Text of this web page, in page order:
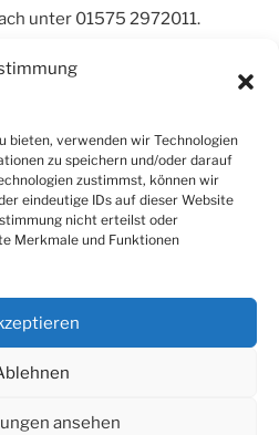
bieten, verwenden wir Technologien
zu speichern und/oder darauf
zustimmst, können wir
eindeutige IDs auf dieser Website
nicht erteilst oder
Merkmale und Funktionen
ansehen
unter 01575 2972011.
xis Dres. Oen, Handorf,
sind immer ca 15 Bilder von
Öl, anzuschauen. In
wechsle ich einige Bilder,
Patienten und Besucher
zu halten.
besuchen.